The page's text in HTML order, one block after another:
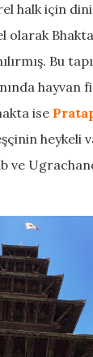
halk için
olarak
Bu
hayvan
ise
heykeli
ve